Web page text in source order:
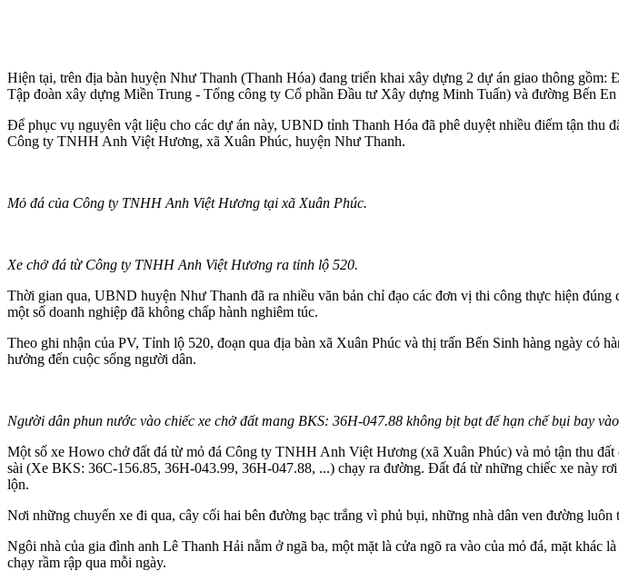
Hiện tại, trên địa bàn huyện Như Thanh (Thanh Hóa) đang triển khai xây dựng 2 dự án giao thông
Tập đoàn xây dựng Miền Trung - Tổng công ty Cổ phần Đầu tư Xây dựng Minh Tuấn) và đường Bến
Để phục vụ nguyên vật liệu cho các dự án này, UBND tỉnh Thanh Hóa đã phê duyệt nhiều điểm tận
Công ty TNHH Anh Việt Hương, xã Xuân Phúc, huyện Như Thanh.
Mỏ đá của Công ty TNHH Anh Việt Hương tại xã Xuân Phúc.
Xe chở đá từ Công ty TNHH Anh Việt Hương ra tỉnh lộ 520.
Thời gian qua, UBND huyện Như Thanh đã ra nhiều văn bản chỉ đạo các đơn vị thi công thực hiện
một số doanh nghiệp đã không chấp hành nghiêm túc.
Theo ghi nhận của PV, Tỉnh lộ 520, đoạn qua địa bàn xã Xuân Phúc và thị trấn Bến Sinh hàng ngày có
hưởng đến cuộc sống người dân.
Người dân phun nước vào chiếc xe chở đất mang BKS: 36H-047.88 không bịt bạt để hạn chế bụi bay
Một số xe Howo chở đất đá từ mỏ đá Công ty TNHH Anh Việt Hương (xã Xuân Phúc) và mỏ tận thu
sài (Xe BKS: 36C-156.85, 36H-043.99, 36H-047.88, ...) chạy ra đường. Đất đá từ những chiếc xe này
lộn.
Nơi những chuyến xe đi qua, cây cối hai bên đường bạc trắng vì phủ bụi, những nhà dân ven đường luôn
Ngôi nhà của gia đình anh Lê Thanh Hải nằm ở ngã ba, một mặt là cửa ngõ ra vào của mỏ đá, mặt
chạy rầm rập qua mỗi ngày.